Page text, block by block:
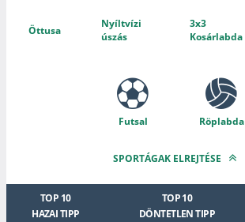
Öttusa
Nyíltvízi
úszás
3x3
Kosárlabda
Futsal Röplabda
SPORTÁGAK ELREJTÉSE
TOP 10
HAZAI TIPP
TOP 10
DÖNTETLEN TIPP